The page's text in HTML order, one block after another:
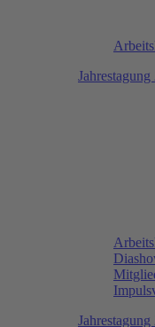
Jahrestagung
Jahrestagung